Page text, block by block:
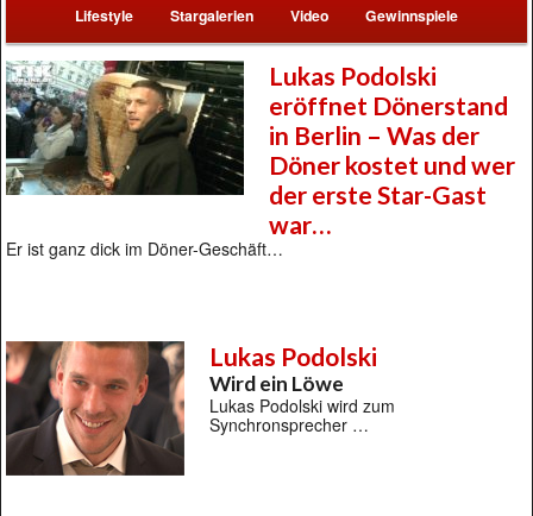
Lifestyle Stargalerien Video Gewinnspiele
Lukas Podolski
eröffnet Dönerstand
in Berlin – Was der
Döner kostet und wer
der erste Star-Gast
war…
Er ist ganz dick im Döner-Geschäft…
Lukas Podolski
Wird ein Löwe
Lukas Podolski wird zum
Synchronsprecher …